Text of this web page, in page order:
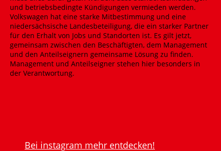
Bei instagram mehr entdecken!